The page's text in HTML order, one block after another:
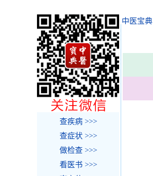
中医宝典
查疾病 >>>
查症状 >>>
做检查 >>>
看医书 >>>